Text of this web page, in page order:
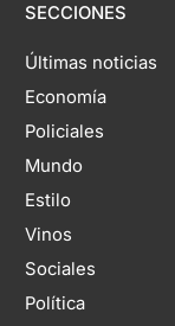
SECCIONES
Últimas noticias
Economía
Policiales
Mundo
Estilo
Vinos
Sociales
Política